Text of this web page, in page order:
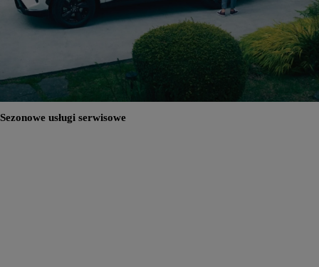
Sezonowe usługi serwisowe